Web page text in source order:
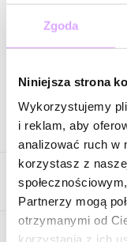
Zgoda
Niniejsza strona
Wykorzystujemy
i reklam, aby
analizować ruch w
korzystasz z
Partnerzy mogą
otrzymanymi od
korzystania z ich
79,00 zł
Wysyłka w 1
Opis produktu
Surowiec: stal
Kolor surowca: złoty.
Długość kolczyków: 6
Zobacz inne produkty
Opinie